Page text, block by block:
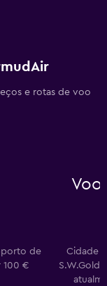
e rotas de voo
de
100 €
Cidade